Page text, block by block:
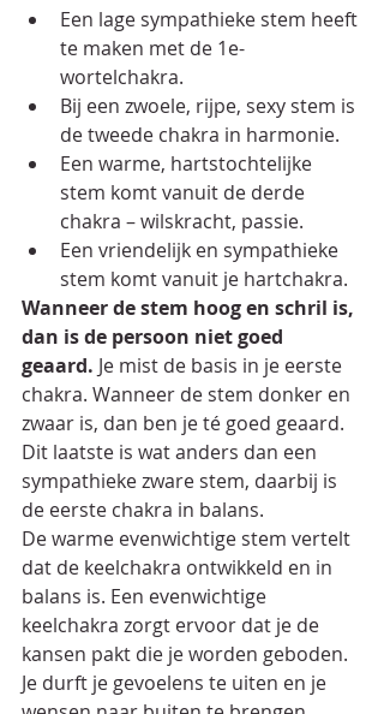
Een lage sympathieke stem heeft
te maken met de 1e-
wortelchakra.
Bij een zwoele, rijpe, sexy stem is
de tweede chakra in harmonie.
Een warme, hartstochtelijke
stem komt vanuit de derde
chakra – wilskracht, passie.
Een vriendelijk en sympathieke
stem komt vanuit je hartchakra.
Wanneer de stem hoog en schril is,
dan is de persoon niet goed
geaard. Je mist de basis in je eerste
chakra. Wanneer de stem donker en
zwaar is, dan ben je té goed geaard.
Dit laatste is wat anders dan een
sympathieke zware stem, daarbij is
de eerste chakra in balans.
De warme evenwichtige stem vertelt
dat de keelchakra ontwikkeld en in
balans is. Een evenwichtige
keelchakra zorgt ervoor dat je de
kansen pakt die je worden geboden.
Je durft je gevoelens te uiten en je